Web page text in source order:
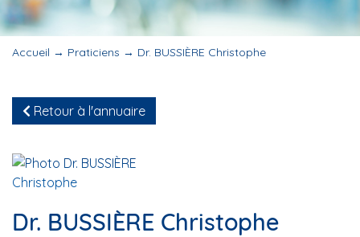
Accueil → Praticiens → Dr. BUSSIÈRE Christophe
Retour à l'annuaire
Dr. BUSSIÈRE Christophe